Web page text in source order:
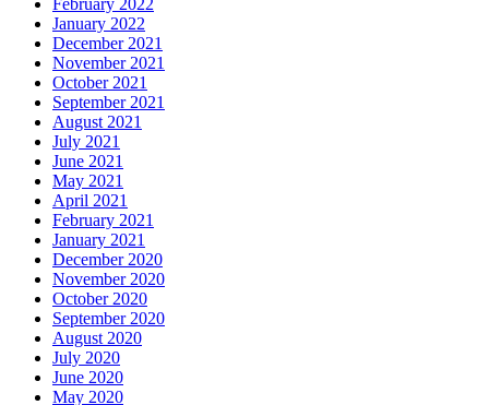
February 2022
January 2022
December 2021
November 2021
October 2021
September 2021
August 2021
July 2021
June 2021
May 2021
April 2021
February 2021
January 2021
December 2020
November 2020
October 2020
September 2020
August 2020
July 2020
June 2020
May 2020